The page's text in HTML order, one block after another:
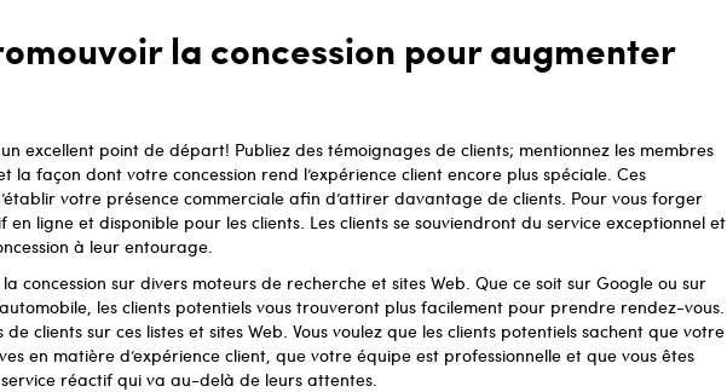
la concession pour augmenter
excellent point de départ! Publiez des témoignages de clients; mentionnez les membres
la façon dont votre concession rend l’expérience client encore plus spéciale. Ces
votre présence commerciale afin d’attirer davantage de clients. Pour vous forger
ligne et disponible pour les clients. Les clients se souviendront du service exceptionnel et
à leur entourage.
concession sur divers moteurs de recherche et sites Web. Que ce soit sur Google ou sur
les clients potentiels vous trouveront plus facilement pour prendre rendez-vous.
clients sur ces listes et sites Web. Vous voulez que les clients potentiels sachent que votre
en matière d’expérience client, que votre équipe est professionnelle et que vous êtes
réactif qui va au-delà de leurs attentes.